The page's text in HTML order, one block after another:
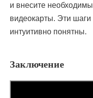
и внесите
видеокарты. Эти
интуитивно понятны.
Заключение